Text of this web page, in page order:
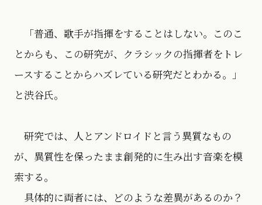
「普通、歌手が指揮をすることはしない。このこ
とからも、この研究が、クラシックの指揮者をトレ
ースすることからハズレている研究だとわかる。」
と渋谷氏。
研究では、人とアンドロイドと言う異質なもの
が、異質性を保ったまま創発的に生み出す音楽を模
索する。
具体的に両者には、どのような差異があるのか？